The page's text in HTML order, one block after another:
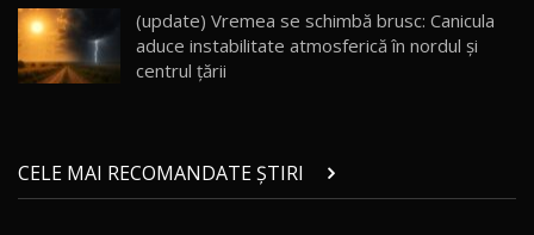
AutoBlog.MD
23:36
20
Noul ZEEKR 7X / Test Drive AutoBlog.MD
29:08
21
Micul BYD Dolphin Surf / Test Drive
AutoBlog.MD
16:59
(update) Vremea se schimbă brusc: Canicula
aduce instabilitate atmosferică în nordul și
centrul țării
CELE MAI RECOMANDATE ȘTIRI